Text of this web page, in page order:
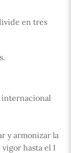
en tres
internacional
y armonizar la
hasta el 1